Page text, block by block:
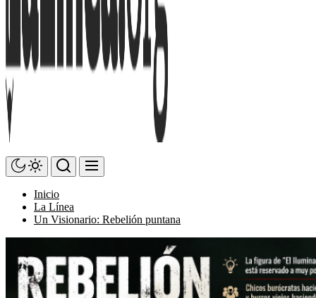
Inicio
La Línea
Un Visionario: Rebelión puntana